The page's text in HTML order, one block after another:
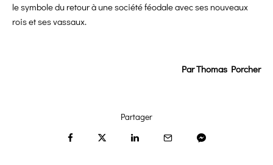
le symbole du retour à une société féodale avec ses nouveaux
rois et ses vassaux.
ParThomas Porcher
Partager